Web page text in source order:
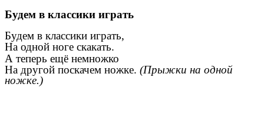
Будем в классики играть
Будем в классики играть,
На одной ноге скакать.
А теперь ещё немножко
На другой поскачем ножке. (Прыжки на одной
ножке.)